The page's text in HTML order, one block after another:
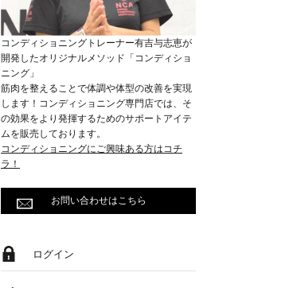
コンディショニングトレーナー有吉与志恵が
開発したオリジナルメソッド「コンディショ
ニング」
筋肉を整えることで体調や体型の改善を実現
します！コンディショニング専門店では、そ
の効果をより発揮するためのサポートアイテ
ムを販売しております。
コンディショニングにご興味ある方はコチ
ラ！
お問い合わせはこちら
ログイン